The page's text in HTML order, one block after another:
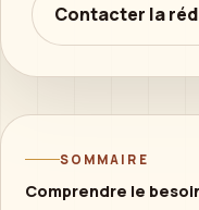
Contacter la
SOMMAIRE
Comprendre le